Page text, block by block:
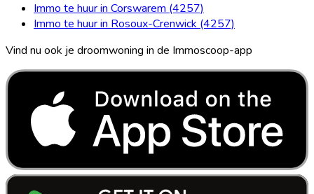
Immo te huur in Corswarem (4257)
Immo te huur in Rosoux-Crenwick (4257)
Vind nu ook je droomwoning in de Immoscoop-app